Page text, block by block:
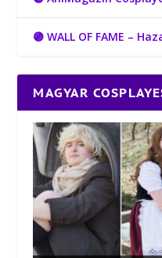
🟣 WALL OF FAME –
MAGYAR